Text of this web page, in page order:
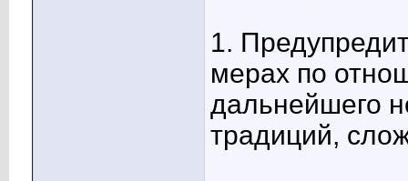
1.
мерах по
дальнейшего
традиций,